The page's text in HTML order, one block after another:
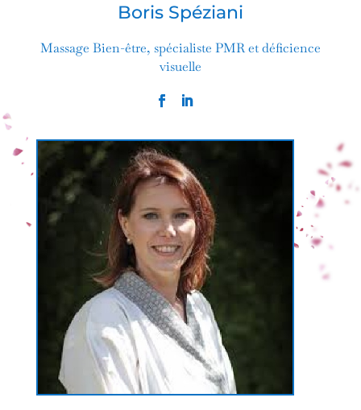
Boris Spéziani
Massage Bien-être, spécialiste PMR et déficience
visuelle